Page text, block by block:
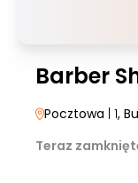
Barber
Pocztowa | 1,
Teraz